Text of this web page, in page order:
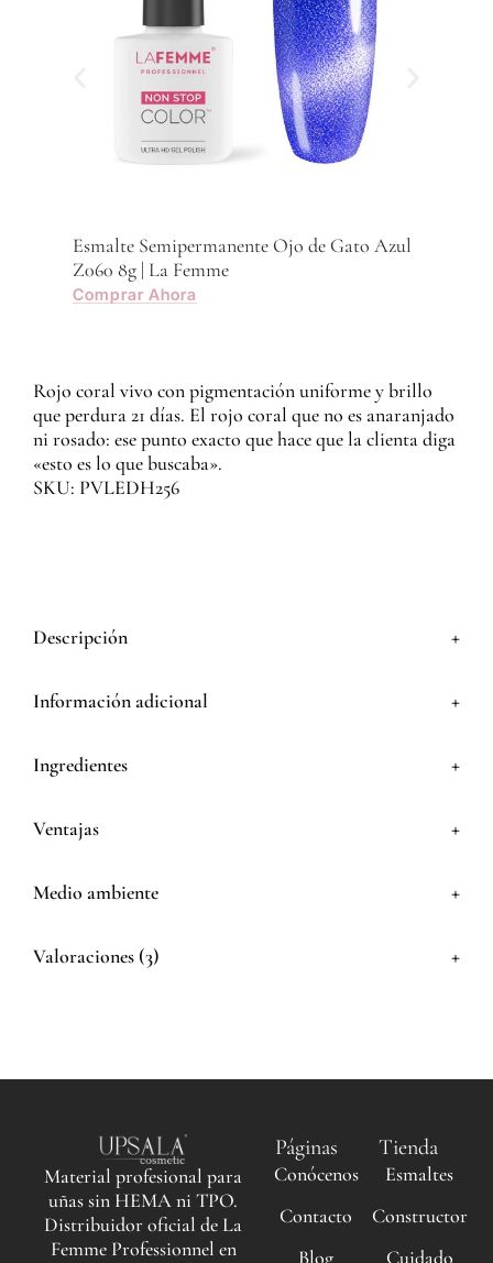
Esmalte Semipermanente Ojo de Gato Azul
Z060 8g | La Femme
Comprar Ahora
Rojo coral vivo con pigmentación uniforme y brillo
que perdura 21 días. El rojo coral que no es anaranjado
ni rosado: ese punto exacto que hace que la clienta diga
«esto es lo que buscaba».
SKU: PVLEDH256
Descripción +
Información adicional +
Ingredientes +
Ventajas +
Medio ambiente +
Valoraciones (3) +
Material profesional para
uñas sin HEMA ni TPO.
Distribuidor oficial de La
Femme Professionnel en
Páginas
Conócenos
Contacto
Blog
Tienda
Esmaltes
Constructor
Cuidado